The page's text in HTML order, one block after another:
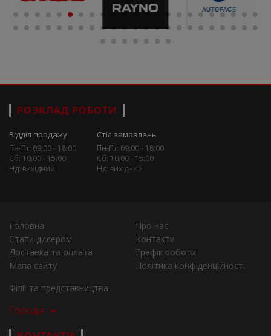
РОЗКЛАД РОБОТИ
Відділ продажу
Пн-Пт: 09:00 - 18:00
Сб: 10:00 - 15:00
Нд: вихідний
Стіл замовлень
Пн-Пт: 09:00 - 18:00
Сб: 10:00 - 15:00
Нд: вихідний
Головна
Про нас
Стати дилером
Контакти
Доставка та оплата
Графік роботи
Мапа сайту
Політика конфіденційності
Філії та представництва
Города